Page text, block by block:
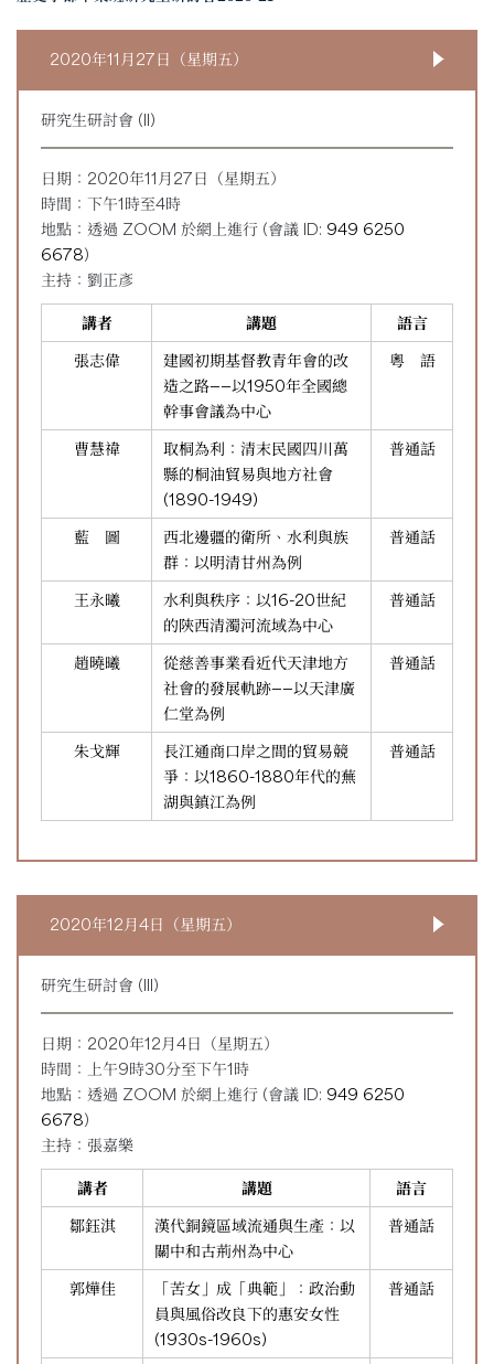
2020年11月27日（星期五）
研究生研討會 (II)
日期：2020年11月27日（星期五）
時間：下午1時至4時
地點：透過 ZOOM 於網上進行 (會議 ID: 949 6250
6678)
主持：劉正彥
講者 講題
語言
張志偉
建國初期基督教青年會的改
造之路——以1950年全國總
幹事會議為中心
粵 語
曹慧禕
取桐為利：清末民國四川萬
縣的桐油貿易與地方社會
(1890-1949)
普通話
藍 圖
西北邊疆的衛所、水利與族
群：以明清甘州為例
普通話
王永曦
水利與秩序：以16-20世紀
的陝西清濁河流域為中心
普通話
趙曉曦
從慈善事業看近代天津地方
社會的發展軌跡——以天津廣
仁堂為例
普通話
朱戈輝
長江通商口岸之間的貿易競
爭：以1860-1880年代的蕪
湖與鎮江為例
普通話
2020年12月4日（星期五）
研究生研討會 (III)
日期：2020年12月4日（星期五）
時間：上午9時30分至下午1時
地點：透過 ZOOM 於網上進行 (會議 ID: 949 6250
6678)
主持：張嘉樂
講者 講題
語言
鄒鈺淇
漢代銅鏡區域流通與生產：以
關中和古荊州為中心
普通話
郭燁佳
「苦女」成「典範」：政治動
員與風俗改良下的惠安女性
(1930s-1960s)
普通話